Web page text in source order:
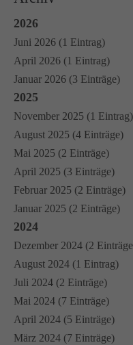
2026
Juni 2026 (1 Eintrag)
April 2026 (1 Eintrag)
Januar 2026 (3 Einträge)
2025
November 2025 (1 Eintrag)
August 2025 (4 Einträge)
Mai 2025 (2 Einträge)
April 2025 (3 Einträge)
Februar 2025 (2 Einträge)
Januar 2025 (2 Einträge)
2024
Dezember 2024 (2
August 2024 (1 Eintrag)
Juli 2024 (2 Einträge)
Mai 2024 (7 Einträge)
April 2024 (5 Einträge)
März 2024 (7 Einträge)